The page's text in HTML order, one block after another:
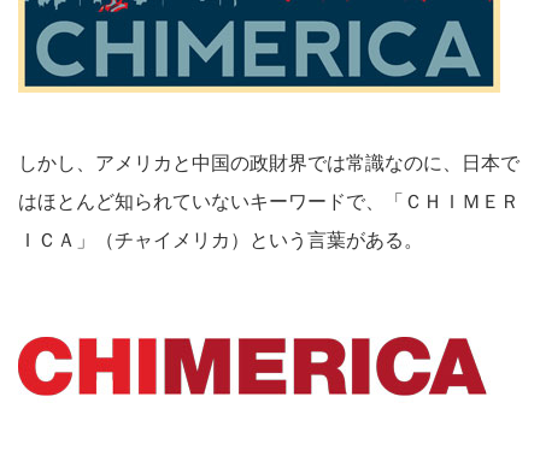
しかし、アメリカと中国の政財界では常識なのに、日本で
はほとんど知られていないキーワードで、「ＣＨＩＭＥＲ
ＩＣＡ」（チャイメリカ）という言葉がある。